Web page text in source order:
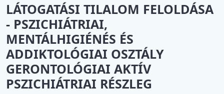
LÁTOGATÁSI TILALOM FELOLDÁSA
- PSZICHIÁTRIAI,
MENTÁLHIGIÉNÉS ÉS
ADDIKTOLÓGIAI OSZTÁLY
GERONTOLÓGIAI AKTÍV
PSZICHIÁTRIAI RÉSZLEG